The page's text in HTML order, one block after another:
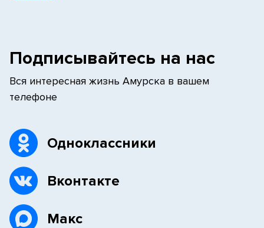
Подписывайтесь на нас
Вся интересная жизнь Амурска в вашем
телефоне
Одноклассники
Вконтакте
Макс